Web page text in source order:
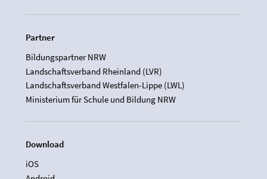
Partner
Bildungspartner NRW
Landschaftsverband Rheinland (LVR)
Landschaftsverband Westfalen-Lippe (LWL)
Ministerium für Schule und Bildung NRW
Download
iOS